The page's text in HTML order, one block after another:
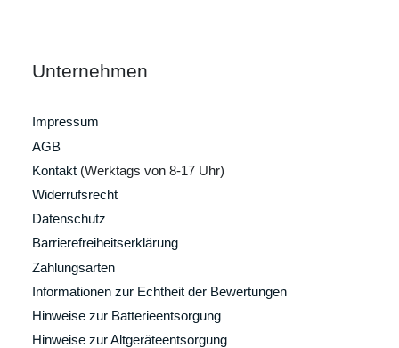
Unternehmen
Impressum
AGB
Kontakt (Werktags von 8-17 Uhr)
Widerrufsrecht
Datenschutz
Barrierefreiheitserklärung
Zahlungsarten
Informationen zur Echtheit der Bewertungen
Hinweise zur Batterieentsorgung
Hinweise zur Altgeräteentsorgung